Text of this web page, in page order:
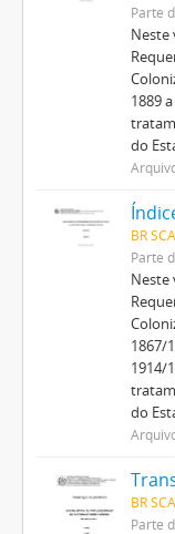
Parte
Neste
1889
do
BR
Parte
Neste
1867/
1914/
do
BR
Parte